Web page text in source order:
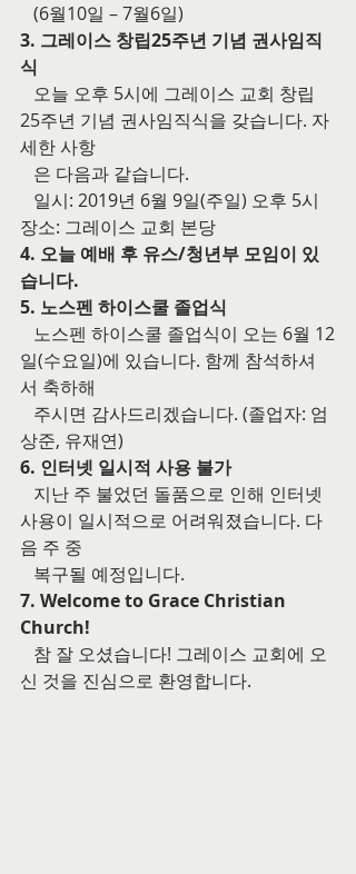
   (6월10일 – 7월6일)
3. 그레이스 창립25주년 기념 권사임직
식
25주년 기념 권사임직식을 갖습니다. 자
세한 사항
   은 다음과 같습니다.
장소: 그레이스 교회 본당
4. 오늘 예배 후 유스/청년부 모임이 있
습니다.
5. 노스펜 하이스쿨 졸업식
일(수요일)에 있습니다. 함께 참석하셔
서 축하해
상준, 유재연)
6. 인터넷 일시적 사용 불가
사용이 일시적으로 어려워졌습니다. 다
음 주 중
   복구될 예정입니다.
7. Welcome to Grace Christian
Church!
신 것을 진심으로 환영합니다.